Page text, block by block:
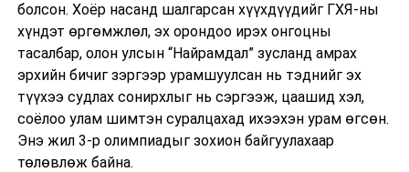
болсон. Хоёр насанд шалгарсан хүүхдүүдийг ГХЯ-ны
хүндэт өргөмжлөл, эх орондоо ирэх онгоцны
тасалбар, олон улсын “Найрамдал” зусланд амрах
эрхийн бичиг зэргээр урамшуулсан нь тэднийг эх
түүхээ судлах сонирхлыг нь сэргээж, цаашид хэл,
соёлоо улам шимтэн суралцахад ихээхэн урам өгсөн.
Энэ жил 3-р олимпиадыг зохион байгуулахаар
төлөвлөж байна.